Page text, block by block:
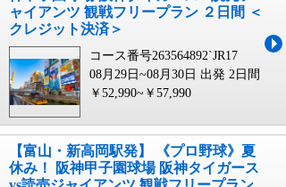
ャイアンツ 観戦フリープラン ２日間 ＜
クレジット決済＞
コース番号263564892`JR17
08月29日~08月30日 出発 2日間
￥52,990~￥57,990
【富山・新高岡駅発】 《プロ野球》夏
休み！ 阪神甲子園球場 阪神タイガース